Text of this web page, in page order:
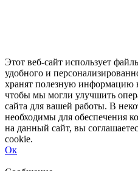
Этот веб-сайт использует
удобного и
хранят полезную информацию
чтобы мы могли улучшить
сайта для вашей работы. В
необходимы для обеспечения
на данный сайт, вы
cookie.
Ок